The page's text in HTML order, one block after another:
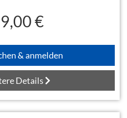
€
& anmelden
Details